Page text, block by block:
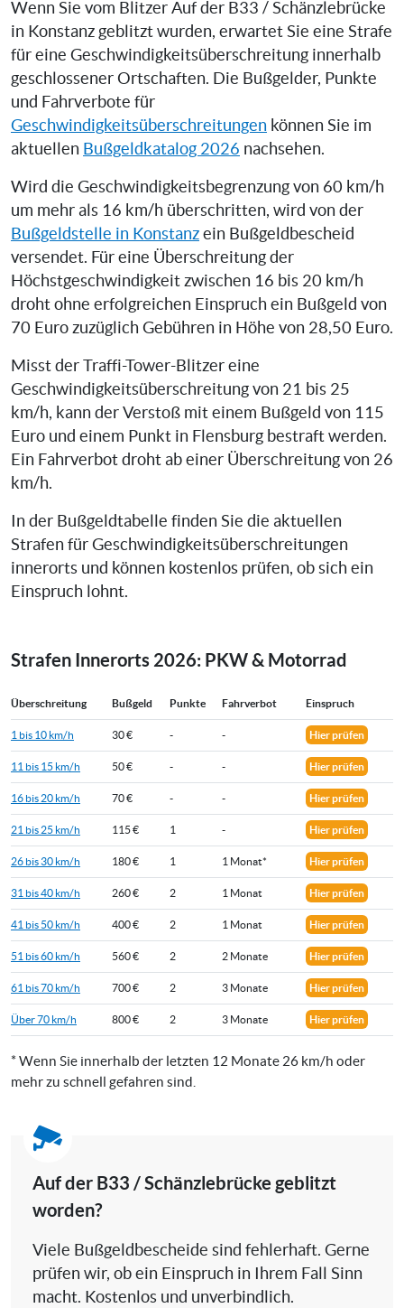
Wenn Sie vom Blitzer Auf der B33 / Schänzlebrücke
in Konstanz geblitzt wurden, erwartet Sie eine Strafe
für eine Geschwindigkeitsüberschreitung innerhalb
geschlossener Ortschaften. Die Bußgelder, Punkte
und Fahrverbote für
Geschwindigkeitsüberschreitungen können Sie im
aktuellen Bußgeldkatalog 2026 nachsehen.
Wird die Geschwindigkeitsbegrenzung von 60 km/h
um mehr als 16 km/h überschritten, wird von der
Bußgeldstelle in Konstanz ein Bußgeldbescheid
versendet. Für eine Überschreitung der
Höchstgeschwindigkeit zwischen 16 bis 20 km/h
droht ohne erfolgreichen Einspruch ein Bußgeld von
70 Euro zuzüglich Gebühren in Höhe von 28,50 Euro.
Misst der Traffi-Tower-Blitzer eine
Geschwindigkeitsüberschreitung von 21 bis 25
km/h, kann der Verstoß mit einem Bußgeld von 115
Euro und einem Punkt in Flensburg bestraft werden.
Ein Fahrverbot droht ab einer Überschreitung von 26
km/h.
In der Bußgeldtabelle finden Sie die aktuellen
Strafen für Geschwindigkeitsüberschreitungen
innerorts und können kostenlos prüfen, ob sich ein
Einspruch lohnt.
Strafen Innerorts 2026: PKW & Motorrad
Überschreitung Bußgeld Punkte Fahrverbot Einspruch
1 bis 10 km/h 30 € - - Hier prüfen
11 bis 15 km/h 50 € - - Hier prüfen
16 bis 20 km/h 70 € - - Hier prüfen
21 bis 25 km/h 115 € 1 - Hier prüfen
26 bis 30 km/h 180 € 1 1 Monat* Hier prüfen
31 bis 40 km/h 260 € 2 1 Monat Hier prüfen
41 bis 50 km/h 400 € 2 1 Monat Hier prüfen
51 bis 60 km/h 560 € 2 2 Monate Hier prüfen
61 bis 70 km/h 700 € 2 3 Monate Hier prüfen
Über 70 km/h 800 € 2 3 Monate Hier prüfen
* Wenn Sie innerhalb der letzten 12 Monate 26 km/h oder
mehr zu schnell gefahren sind.
Auf der B33 / Schänzlebrücke geblitzt
worden?
Viele Bußgeldbescheide sind fehlerhaft. Gerne
prüfen wir, ob ein Einspruch in Ihrem Fall Sinn
macht. Kostenlos und unverbindlich.